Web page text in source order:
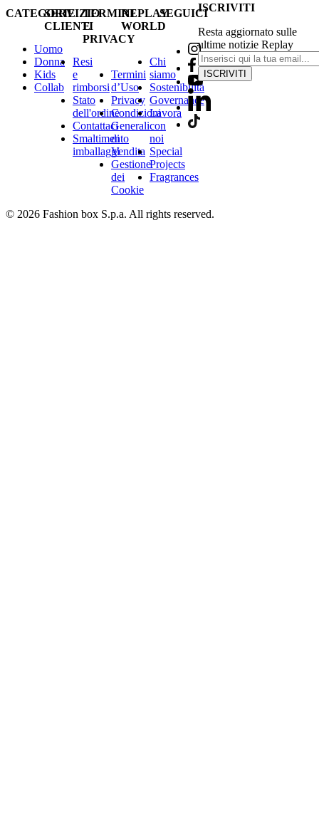
CATEGORIE
Uomo
Donna
Kids
Collab
SERVIZIO
CLIENTI
Resi
e
rimborsi
Stato
dell'ordine
Contattaci
Smaltimento
imballaggi
TERMINI
E
PRIVACY
Termini
d’Uso
Privacy
Condizioni
Generali
di
Vendita
Gestione
dei
Cookie
REPLAY
WORLD
Chi
siamo
Sostenibilità
Governance
Lavora
con
noi
Special
Projects
Fragrances
SEGUICIISCRIVITI
Resta aggiornato sulle
ultime notizie Replay
ISCRIVITI
© 2026 Fashion box S.p.a. All rights reserved.